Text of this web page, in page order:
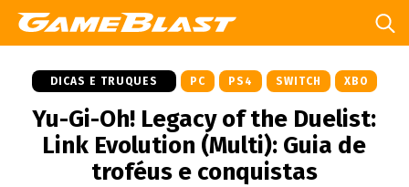
DICAS E TRUQUES PC PS4 SWITCH XBO
Yu-Gi-Oh! Legacy of the Duelist:
Link Evolution (Multi): Guia de
troféus e conquistas